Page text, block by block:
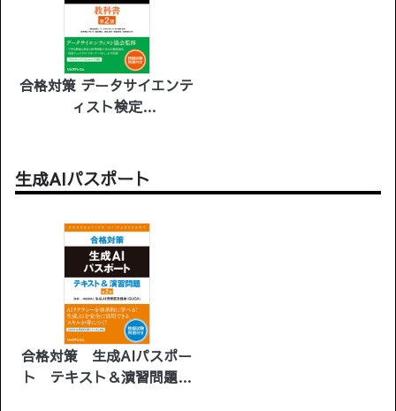
合格対策 データサイエンテ
ィスト検定
書 第2版
生成AIパスポート
合格対策 生成AIパスポー
ト テキスト＆演習問題